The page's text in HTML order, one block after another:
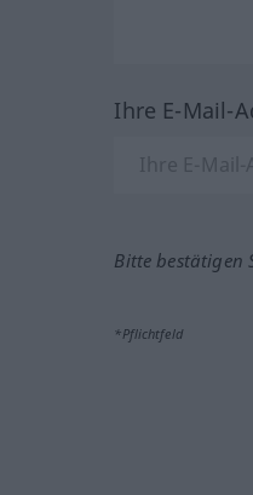
Ihre E-Mail-
Bitte bestätigen
*Pflichtfeld